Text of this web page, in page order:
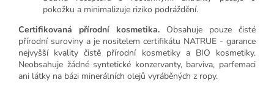
pokožku a minimalizuje riziko podráždění.
Certifikovaná přírodní kosmetika.
Obsahuje pouze čisté
přírodní suroviny a je nositelem certifikátu NATRUE - garance
nejvyšší kvality čistě přírodní kosmetiky a BIO kosmetiky.
Neobsahuje žádné syntetické konzervanty, barviva, parfemaci
ani látky na bázi minerálních olejů vyráběných z ropy.